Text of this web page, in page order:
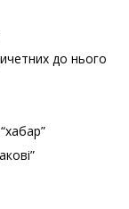
до нього